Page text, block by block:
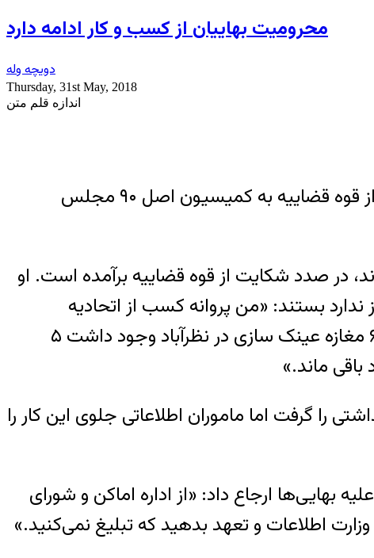
محرومیت بهاییان از کسب و کار ادامه دارد
دویچه وله
Thursday, 31st May, 2018
اندازه قلم متن
یک شهروند بهایی که مغازه عینک‌سازی‌‌اش در نظرآباد کرج ده سال است پلمب شده، قصد دارد از قوه قضاییه به کمیسیون اصل ۹۰ مجلس
در صدد شکایت از قوه قضاییه برآمده است. او
بستند: «من پروانه کسب از اتحادیه
عینک‌سازان و گواهینامه فنی عینک‌سازی از وزارت کار داشتم و دارم. اما ده سال پیش که حدود ۶ مغازه عینک سازی در نظرآباد وجود داشت ۵
ماند.»
و بهداشتی را گرفت اما ماموران اطلاعاتی جلوی این کار را
بهایی‌ها ارجاع داد: «از اداره اماکن و شورای
اطلاعات و تعهد بدهید که تبلیغ نمی‌کنید.»